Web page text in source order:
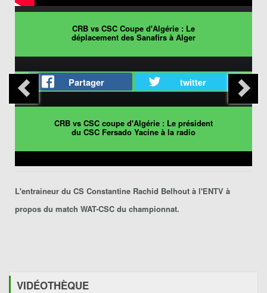
CRB vs CSC Coupe d'Algérie : Le
déplacement des Sanafirs à Alger
Partager twitter
CRB vs CSC coupe d'Algérie : Le président
du CSC Fersado Yacine à la radio
L'entraineur du CS Constantine Rachid Belhout à l'ENTV à
propos du match WAT-CSC du championnat.
VIDÉOTHÈQUE